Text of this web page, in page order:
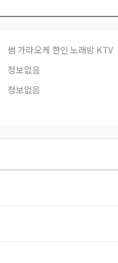
썸 가라오케 한인 노래방 KTV
정보없음
정보없음